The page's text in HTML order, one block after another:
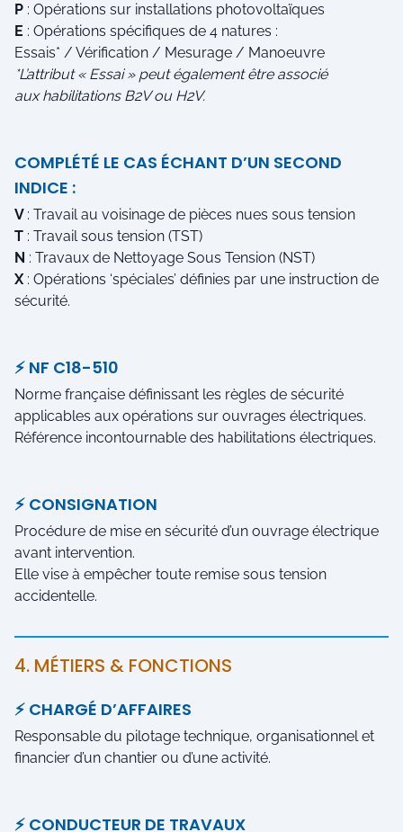
P : Opérations sur installations photovoltaïques
E : Opérations spécifiques de 4 natures :
Essais* / Vérification / Mesurage / Manoeuvre
*L’attribut « Essai » peut également être associé
aux habilitations B2V ou H2V.
COMPLÉTÉ LE CAS ÉCHANT D’UN SECOND
INDICE :
V : Travail au voisinage de pièces nues sous tension
T : Travail sous tension (TST)
N : Travaux de Nettoyage Sous Tension (NST)
X: Opérations ‘spéciales’ définies par une instruction de
sécurité.
⚡ NF C18-510
Norme française définissant les règles de sécurité
applicables aux opérations sur ouvrages électriques.
Référence incontournable des habilitations électriques.
⚡ CONSIGNATION
Procédure de mise en sécurité d’un ouvrage électrique
avant intervention.
Elle vise à empêcher toute remise sous tension
accidentelle.
4. MÉTIERS & FONCTIONS
⚡ CHARGÉ D’AFFAIRES
Responsable du pilotage technique, organisationnel et
financier d’un chantier ou d’une activité.
⚡ CONDUCTEUR DE TRAVAUX